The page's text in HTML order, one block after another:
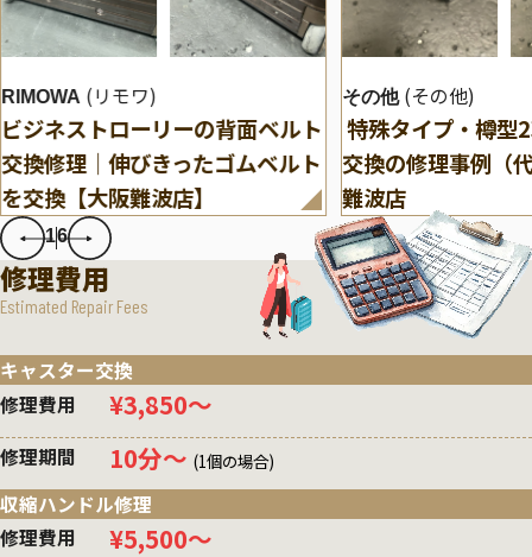
RIMOWA (リモワ)
ビジネストローリーの背面ベルト
交換修理｜伸びきったゴムベルト
を交換【大阪難波店】
その他 (その他)
特殊タイプ・樽型
交換の修理事例（
難波店
16
修理費用
Estimated Repair Fees
キャスター交換
修理費用
¥3,850〜
修理期間 10分〜 (1個の場合)
収縮ハンドル修理
修理費用
¥5,500〜